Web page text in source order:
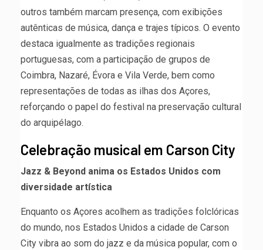
outros também marcam presença, com exibições
autênticas de música, dança e trajes típicos. O evento
destaca igualmente as tradições regionais
portuguesas, com a participação de grupos de
Coimbra, Nazaré, Évora e Vila Verde, bem como
representações de todas as ilhas dos Açores,
reforçando o papel do festival na preservação cultural
do arquipélago.
Celebração musical em Carson City
Jazz & Beyond anima os Estados Unidos com
diversidade artística
Enquanto os Açores acolhem as tradições folclóricas
do mundo, nos Estados Unidos a cidade de Carson
City vibra ao som do jazz e da música popular, com o